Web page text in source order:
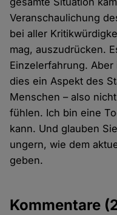
Veranschaulichung
bei aller
mag, auszudrücken.
Einzelerfahrung.
dies ein Aspekt des
Menschen – also
fühlen. Ich bin eine
kann. Und glauben
ungern, wie dem
geben.
Kommentare